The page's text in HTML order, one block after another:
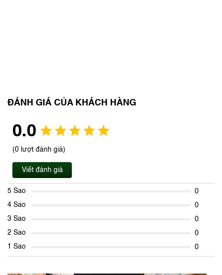
ĐÁNH GIÁ CỦA KHÁCH HÀNG
0.0
(0 lượt đánh giá)
Viết đánh giá
5 Sao
0
4 Sao
0
3 Sao
0
2 Sao
0
1 Sao
0